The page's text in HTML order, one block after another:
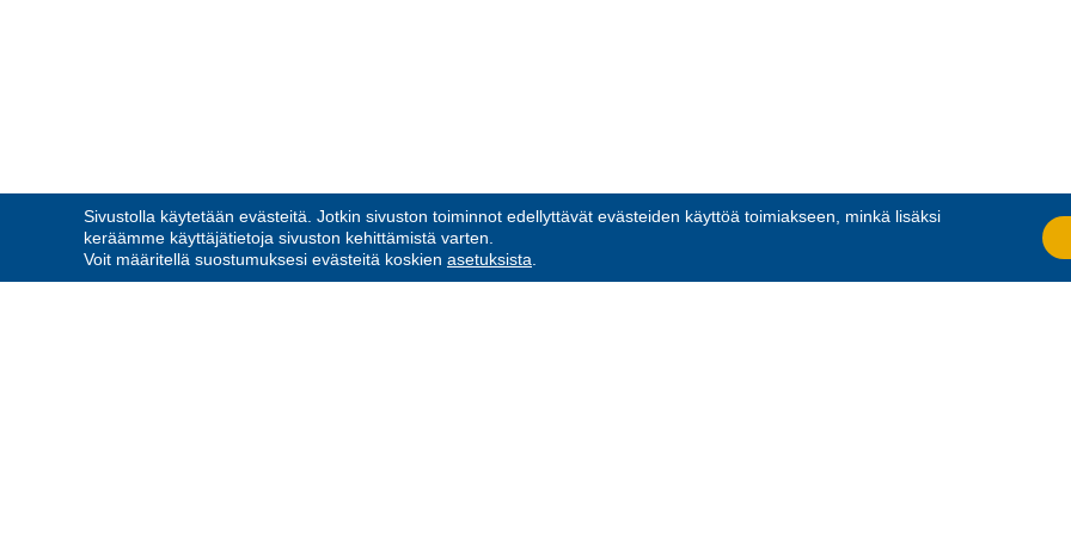
Sivustolla käytetään evästeitä. Jotkin sivuston toiminnot edellyttävät evästeiden käyttöä toimiakseen, minkä lisäksi
keräämme käyttäjätietoja sivuston kehittämistä varten.
Voit määritellä suostumuksesi evästeitä koskien asetuksista